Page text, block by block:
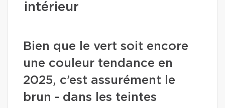
intérieur
Bien que le vert soit encore
une couleur tendance en
2025, c’est assurément le
brun - dans les teintes